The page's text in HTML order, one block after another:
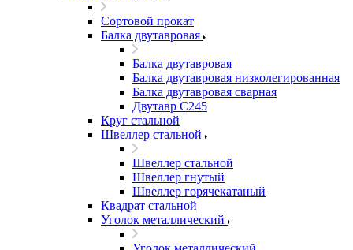
Сортовой прокат
Балка двутавровая
Балка двутавровая
Балка двутавровая низколегированная
Балка двутавровая сварная
Двутавр С245
Круг стальной
Швеллер стальной
Швеллер стальной
Швеллер гнутый
Швеллер горячекатаный
Квадрат стальной
Уголок металлический